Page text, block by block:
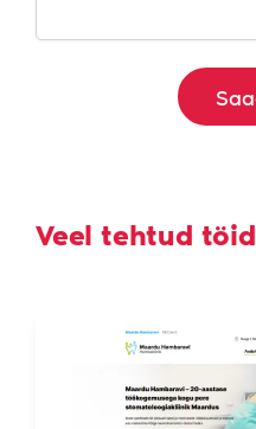
Veel tehtud töid